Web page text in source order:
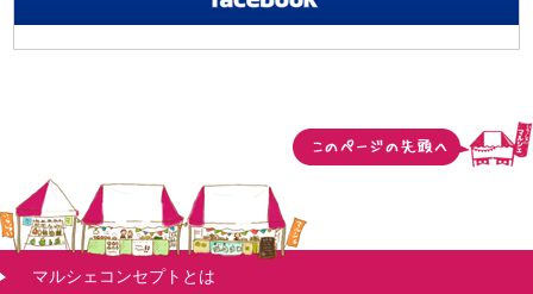
マルシェコンセプトとは